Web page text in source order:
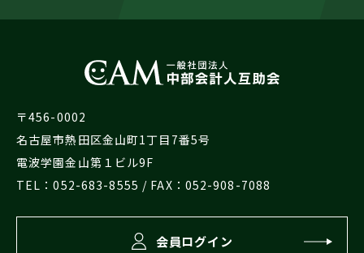
〒456-0002
名古屋市熱田区金山町1丁目7番5号
電波学園金山第１ビル9F
TEL：052-683-8555 / FAX：052-908-7088
会員ログイン